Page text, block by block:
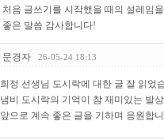
처음 글쓰기를 시작했을 때의 설레임
좋은 말씀 감사합니다!
문경자 26-05-24 18:13
희정 선생님 도시락에 대한 글 잘 읽었
냄비 도시락의 기억이 참 재미있는 발
앞으로 계속 좋은 글을 기하며 응원합